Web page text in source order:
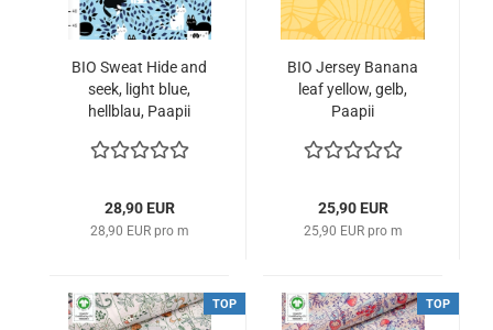
BIO Sweat Hide and
seek, light blue,
hellblau, Paapii
28,90 EUR
28,90 EUR pro m
BIO Jersey Banana
leaf yellow, gelb,
Paapii
25,90 EUR
25,90 EUR pro m
TOP TOP